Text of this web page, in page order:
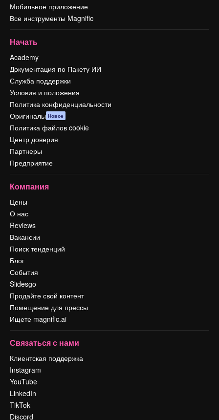
Мобильное приложение
Все инструменты Magnific
Начать
Academy
Документация по Пакету ИИ
Служба поддержки
Условия и положения
Политика конфиденциальности
Оригиналы Новое
Политика файлов cookie
Центр доверия
Партнеры
Предприятие
Компания
Цены
О нас
Reviews
Вакансии
Поиск тенденций
Блог
События
Slidesgo
Продайте свой контент
Помещение для прессы
Ищете magnific.ai
Связаться с нами
Клиентская поддержка
Instagram
YouTube
LinkedIn
TikTok
Discord